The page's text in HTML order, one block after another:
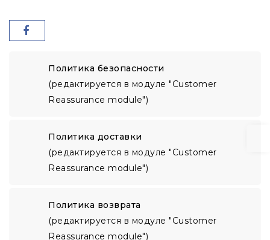
Политика безопасности
(редактируется в модуле "Customer
Reassurance module")
Политика доставки
(редактируется в модуле "Customer
Reassurance module")
Политика возврата
(редактируется в модуле "Customer
Reassurance module")